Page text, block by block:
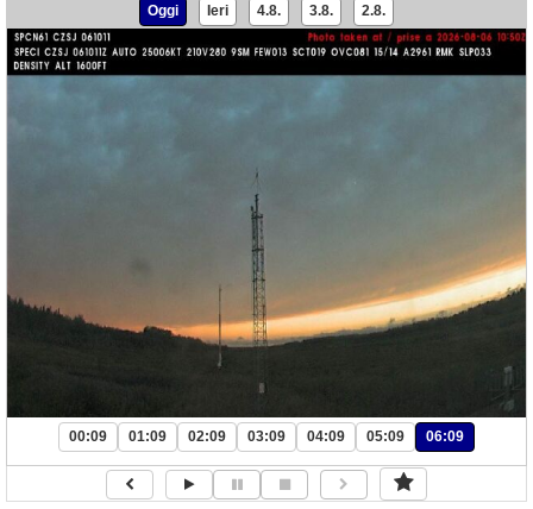
Oggi Ieri 4.8. 3.8. 2.8.
00:09 01:09 02:09 03:09 04:09 05:09 06:09